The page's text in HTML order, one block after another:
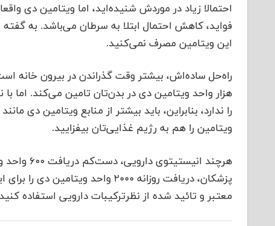
احتمالا زیاد در موردش شنیده‌اید، اما ویتامین دی
فواید، کاهش احتمال ابتلا به سرطان می‌باشد. به
این ویتامین مصرف نمی‌کنید.
راه‌حل ساده‌اش، بیشتر وقت گذراندن در بیرون خانه
هزار واحد ویتامین دی در بدن‌تان تامین می‌کند. اما
را ندارد، بنابراین، باید بیشتر از منابع ویتامین دی
ویتامین را هم به رژیم غذایی‌تان بیفزایید.
هرچند
پزشکان، دریافت روزانه ۲۰۰۰
معتبر و تائید شده از نظرترکیبات دارویی استفاده